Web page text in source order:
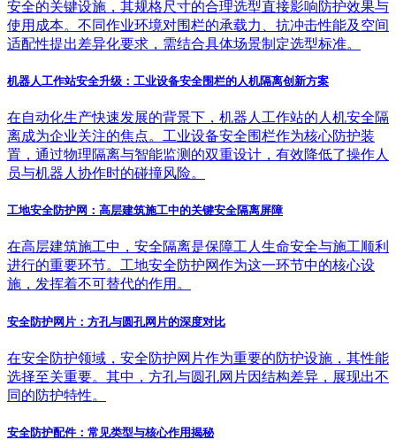
安全的关键设施，其规格尺寸的合理选型直接影响防护效果与
使用成本。不同作业环境对围栏的承载力、抗冲击性能及空间
适配性提出差异化要求，需结合具体场景制定选型标准。
机器人工作站安全升级：工业设备安全围栏的人机隔离创新方案
在自动化生产快速发展的背景下，机器人工作站的人机安全隔
离成为企业关注的焦点。工业设备安全围栏作为核心防护装
置，通过物理隔离与智能监测的双重设计，有效降低了操作人
员与机器人协作时的碰撞风险。
工地安全防护网：高层建筑施工中的关键安全隔离屏障
在高层建筑施工中，安全隔离是保障工人生命安全与施工顺利
进行的重要环节。工地安全防护网作为这一环节中的核心设
施，发挥着不可替代的作用。
安全防护网片：方孔与圆孔网片的深度对比
在安全防护领域，安全防护网片作为重要的防护设施，其性能
选择至关重要。其中，方孔与圆孔网片因结构差异，展现出不
同的防护特性。
安全防护配件：常见类型与核心作用揭秘